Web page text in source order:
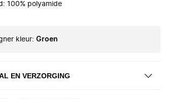
100% polyamide
kleur: Groen
EN VERZORGING